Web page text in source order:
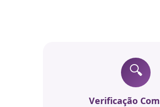
🔍
Verificação